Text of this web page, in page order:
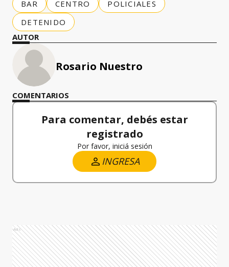
BAR
CENTRO
POLICIALES
DETENIDO
AUTOR
Rosario Nuestro
COMENTARIOS
Para comentar, debés estar
registrado
Por favor, iniciá sesión
INGRESA
Ads